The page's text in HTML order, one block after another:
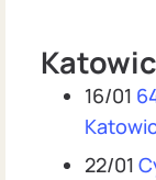
16/01
22/01